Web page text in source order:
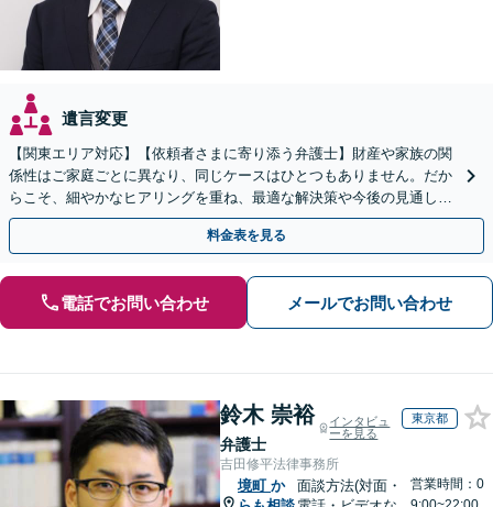
遺言変更
【関東エリア対応】【依頼者さまに寄り添う弁護士】財産や家族の関
係性はご家庭ごとに異なり、同じケースはひとつもありません。だか
らこそ、細やかなヒアリングを重ね、最適な解決策や今後の見通しを
明確にお示しします。ぜひ一度当事務所へご相談ください。
料金表を見る
電話でお問い合わせ メールでお問い合わせ
鈴木 崇裕
弁護士
インタビュ
ーを見る
東京都
吉田修平法律事務所
境町 か
面談方法(対面・
営業時間：0